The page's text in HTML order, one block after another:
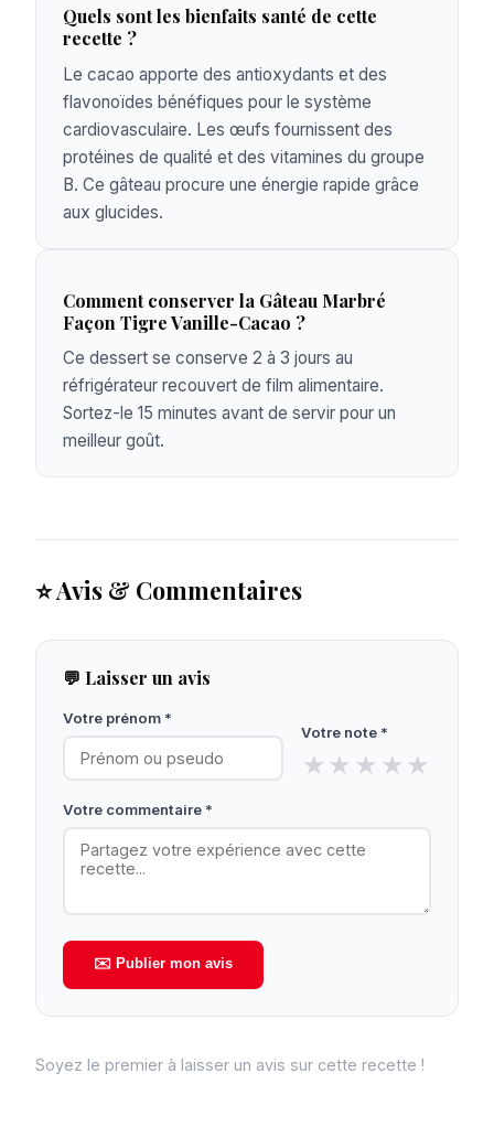
Quels sont les bienfaits santé de cette
recette ?
Le cacao apporte des antioxydants et des
flavonoïdes bénéfiques pour le système
cardiovasculaire. Les œufs fournissent des
protéines de qualité et des vitamines du groupe
B. Ce gâteau procure une énergie rapide grâce
aux glucides.
Comment conserver la Gâteau Marbré
Façon Tigre Vanille-Cacao ?
Ce dessert se conserve 2 à 3 jours au
réfrigérateur recouvert de film alimentaire.
Sortez-le 15 minutes avant de servir pour un
meilleur goût.
⭐ Avis & Commentaires
💬 Laisser un avis
Votre prénom *
Votre note *
★ ★ ★ ★ ★
Votre commentaire *
✉️ Publier mon avis
Soyez le premier à laisser un avis sur cette recette !